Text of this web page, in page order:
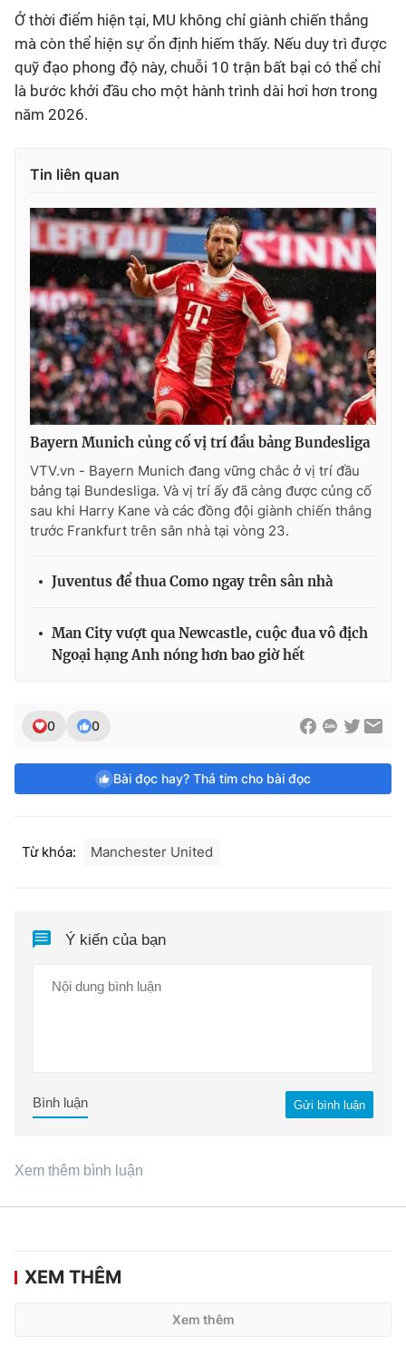
Ở thời điểm hiện tại, MU không chỉ giành chiến thắng
mà còn thể hiện sự ổn định hiếm thấy. Nếu duy trì được
quỹ đạo phong độ này, chuỗi 10 trận bất bại có thể chỉ
là bước khởi đầu cho một hành trình dài hơi hơn trong
năm 2026.
Tin liên quan
Bayern Munich củng cố vị trí đầu bảng Bundesliga
VTV.vn - Bayern Munich đang vững chắc ở vị trí đầu
bảng tại Bundesliga. Và vị trí ấy đã càng được củng cố
sau khi Harry Kane và các đồng đội giành chiến thắng
trước Frankfurt trên sân nhà tại vòng 23.
Juventus để thua Como ngay trên sân nhà
Man City vượt qua Newcastle, cuộc đua vô địch
Ngoại hạng Anh nóng hơn bao giờ hết
0 0
Bài đọc hay? Thả tim cho bài đọc
Từ khóa: Manchester United
Ý kiến của bạn
Gửi bình luận
Bình luận
Xem thêm bình luận
XEM THÊM
Xem thêm